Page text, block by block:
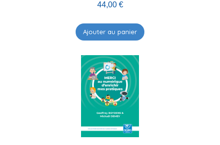
44,00 €
Ajouter au panier